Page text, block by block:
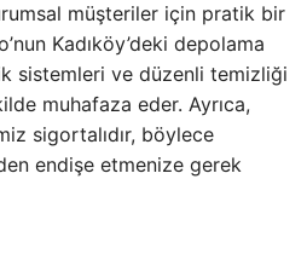
müşteriler için pratik bir
Kadıköy’deki depolama
sistemleri ve düzenli temizliği
muhafaza eder. Ayrıca,
sigortalıdır, böylece
endişe etmenize gerek